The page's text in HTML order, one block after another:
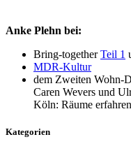
Anke Plehn bei:
Bring-togetherTeil 1
MDR-Kultur
dem Zweiten Wohn-
Caren Wevers und
Köln: Räume
Kategorien